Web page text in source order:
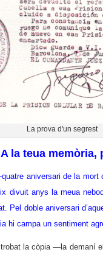
La prova d'un segrest
A la teua memòria,
quatre aniversari de la mort
divuit anys la meua
Pel doble aniversari
hi campa un sentiment
la còpia —la demaní